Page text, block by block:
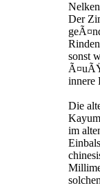
Der
sonst
innere
Die
im